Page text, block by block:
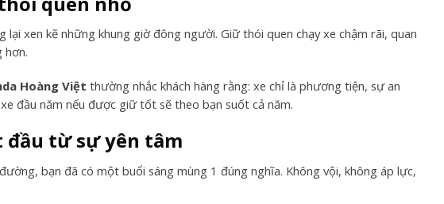
xen kẽ những khung giờ đông người. Giữ thói quen chạy xe chậm rãi, quan
hơn.
Hoàng Việt thường nhắc khách hàng rằng: xe chỉ là phương tiện, sự an
đầu năm nếu được giữ tốt sẽ theo bạn suốt cả năm.
đầu từ sự yên tâm
bạn đã có một buổi sáng mùng 1 đúng nghĩa. Không vội, không áp lực,